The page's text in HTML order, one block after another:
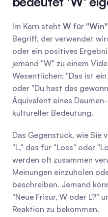
Im Kern steht W für "Win"
Begriff, der verwendet
oder ein positives
jemand "W" zu einem
Wesentlichen: "Das ist
oder "Du hast das
Äquivalent eines
kultureller Bedeutung.
Das Gegenstück, wie Sie
"L," das für "Loss" oder
werden oft zusammen
Meinungen einzuholen
beschreiben. Jemand
"Neue Frisur, W oder L?"
Reaktion zu bekommen.